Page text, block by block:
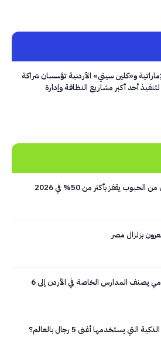
و«كلين سيتي» الأردنية تؤسسان شراكة
أحد أكبر مشاريع النظافة وإدارة
الحبوب يقفز بأكثر من 50% في 2026
بزلزال مصر
مقترح حكومي يصنف المدارس الخاصة في الأردن إلى 6
التي يستخدمها أغنى 5 رجال بالعالم؟